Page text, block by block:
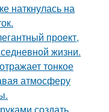
наткнулась на
проект,
жизни.
тонкое
атмосферу